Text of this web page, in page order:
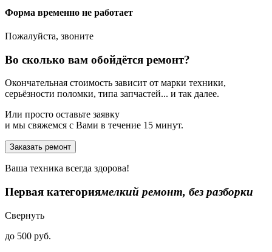
Форма временно не работает
Пожалуйста, звоните
Во сколько вам обойдётся ремонт?
Окончательная стоимость зависит от марки техники,
серьёзности поломки, типа запчастей... и так далее.
Или просто оставьте заявку
и мы свяжемся с Вами в течение 15 минут.
Заказать ремонт
Ваша техника всегда здорова!
Первая категориямелкий ремонт, без разборки
Свернуть
до 500 руб.